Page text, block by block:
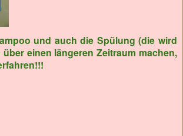
und auch die Spülung (die wird
einen längeren Zeitraum machen,